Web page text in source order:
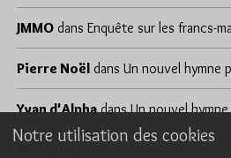
JMMO dans Enquête sur les francs-
Pierre Noël dans Un nouvel hymne
Yvan d'AlphadansUn nouvel
Notre utilisation des cookies